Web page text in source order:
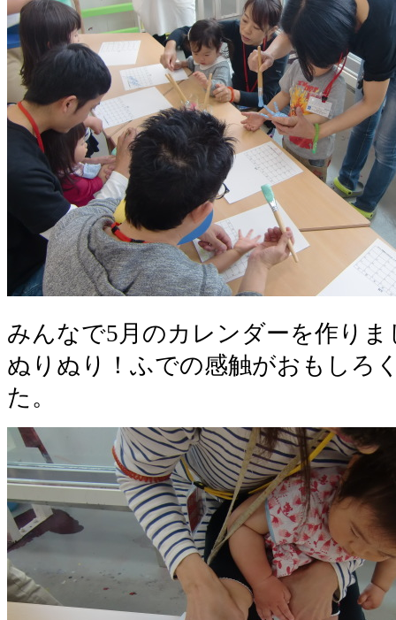
みんなで5月のカレンダーを作り
ぬりぬり！ふでの感触がおもしろ
た。